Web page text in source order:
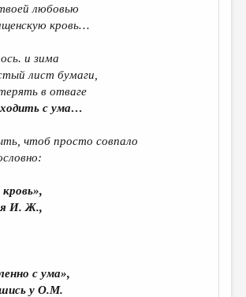
любовью
кровь…
и зима
лист бумаги,
в отваге
с ума…
чтоб просто совпало
И. Ж.,
с ума»,
у О.М.